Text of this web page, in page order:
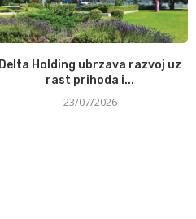
Delta Holding ubrzava razvoj uz
rast prihoda i...
23/07/2026